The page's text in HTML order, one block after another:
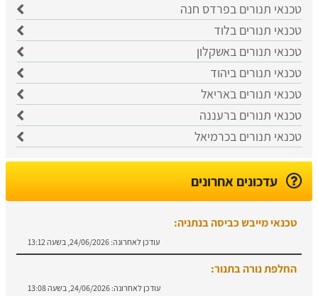
טכנאי תנורים בפרדס חנה
טכנאי תנורים בלוד
טכנאי תנורים באשקלון
טכנאי תנורים ביהוד
טכנאי תנורים באריאל
טכנאי תנורים ברעננה
טכנאי תנורים בכרמיאל
עדכונים אחרונים
טכנאי מייבש כביסה בנתניה:
עודכן לאחרונה: 24/06/2026, בשעה 13:12
החלפת נורה בתנור:
עודכן לאחרונה: 24/06/2026, בשעה 13:08